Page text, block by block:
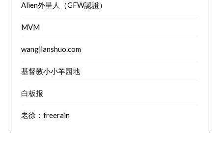
Alien外星人（GFW認證）
MVM
wangjianshuo.com
基督教小小羊园地
白板报
老徐：freerain